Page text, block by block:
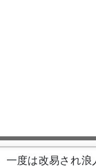
一度は改易され